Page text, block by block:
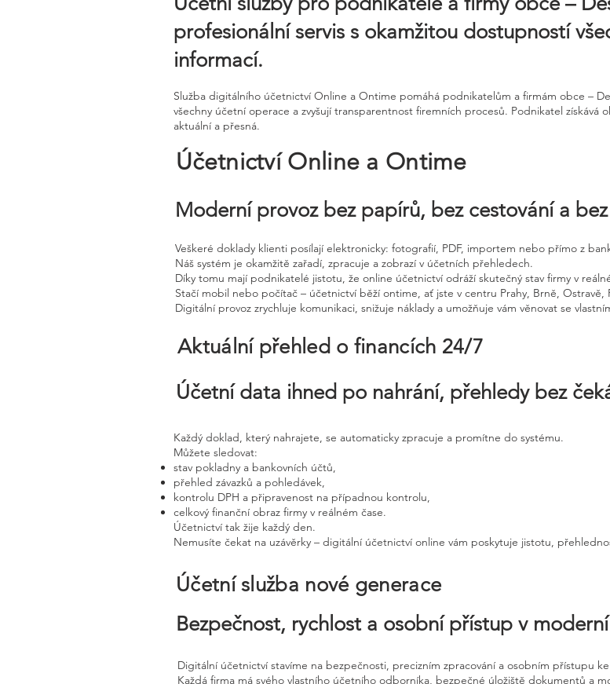
profesionální servis s okamžitou dostupností
informací.
Služba digitálního účetnictví Online a Ontime pomáhá podnikatelům a firmám obce –
všechny účetní operace a zvyšují transparentnost firemních procesů. Podnikatel získává
aktuální a přesná.
Účetnictví Online a Ontime
Moderní provoz bez papírů, bez cestování a
Veškeré doklady klienti posílají elektronicky: fotografií, PDF, importem nebo přímo z
Náš systém je okamžitě zařadí, zpracuje a zobrazí v účetních přehledech.
Díky tomu mají podnikatelé jistotu, že online účetnictví odráží skutečný stav firmy v
Stačí mobil nebo počítač – účetnictví běží ontime, ať jste v centru Prahy, Brně, Ostravě,
Digitální provoz zrychluje komunikaci, snižuje náklady a umožňuje vám věnovat se
Aktuální přehled o financích 24/7
Účetní data ihned po nahrání, přehledy bez
Každý doklad, který nahrajete, se automaticky zpracuje a promítne do systému.
Můžete sledovat:
stav pokladny a bankovních účtů,
přehled závazků a pohledávek,
kontrolu DPH a připravenost na případnou kontrolu,
celkový finanční obraz firmy v reálném čase.
Účetnictví tak žije každý den.
Nemusíte čekat na uzávěrky – digitální účetnictví online vám poskytuje jistotu,
Účetní služba nové generace
Bezpečnost, rychlost a osobní přístup v
Digitální účetnictví stavíme na bezpečnosti, precizním zpracování a osobním přístupu
Každá firma má svého vlastního účetního odborníka, bezpečné úložiště dokumentů a